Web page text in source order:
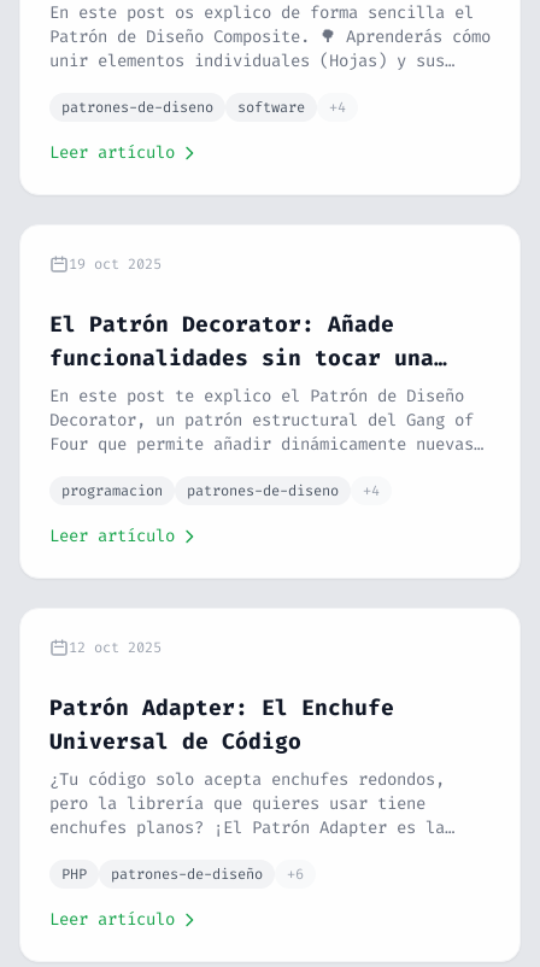
En este post os explico de forma sencilla el
Patrón de Diseño Composite. 🌳 Aprenderás cómo
unir elementos individuales (Hojas) y sus
común. Con la analogía de las cajas de
entenderás la estructura para manejar
patrones-de-diseno software +4
Leer artículo
19 oct 2025
El Patrón Decorator: Añade
funcionalidades sin tocar una
sola línea del original
En este post te explico el Patrón de Diseño
Decorator, un patrón estructural del Gang of
Four que permite añadir dinámicamente nuevas
modificarlo. Con ejemplos en PHP (café,
ventajas, desventajas, relación con SOLID y
programacion patrones-de-diseno +4
Leer artículo
12 oct 2025
Patrón Adapter: El Enchufe
Universal de Código
¿Tu código solo acepta enchufes redondos,
pero la librería que quieres usar tiene
enchufes planos? ¡El Patrón Adapter es la
sencillo, ejemplos en PHP y casos de uso real
PHP patrones-de-diseño +6
Leer artículo